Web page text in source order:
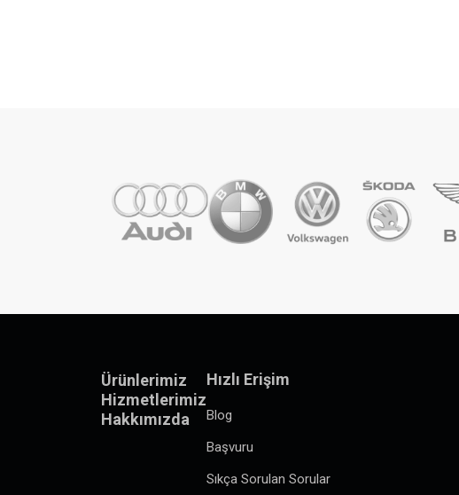
Ürünlerimiz
Hizmetlerimiz
Hakkımızda
Hızlı Erişim
Blog
Başvuru
Sıkça Sorulan Sorular